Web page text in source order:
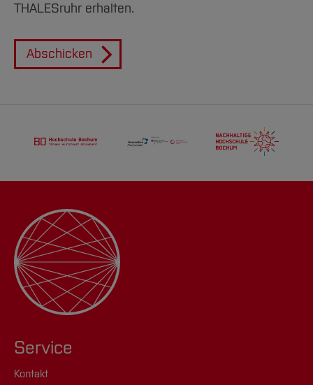
THALESruhr erhalten.
Abschicken
Service
Kontakt